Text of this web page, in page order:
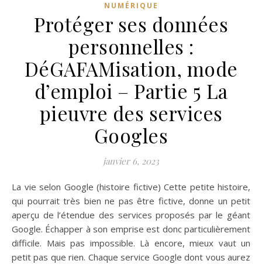
NUMÉRIQUE
Protéger ses données
personnelles :
DéGAFAMisation, mode
d’emploi – Partie 5 La
pieuvre des services
Googles
janvier 6, 2023
La vie selon Google (histoire fictive) Cette petite histoire,
qui pourrait très bien ne pas être fictive, donne un petit
aperçu de l’étendue des services proposés par le géant
Google. Échapper à son emprise est donc particulièrement
difficile. Mais pas impossible. Là encore, mieux vaut un
petit pas que rien. Chaque service Google dont vous aurez